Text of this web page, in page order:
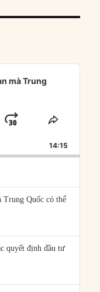
mà Trung
JUMP
FORWARD
SHARE
14:15
Quốc có thể
quyết định đầu tư